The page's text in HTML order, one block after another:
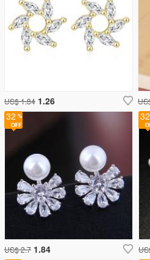
32
US$ 1.84 1.26
32
US$ 2.7 1.84